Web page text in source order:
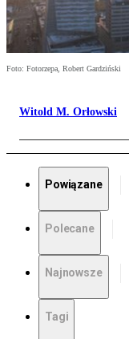
Foto: Fotorzepa, Robert Gardziński
Witold M. Orłowski
Powiązane
Polecane
Najnowsze
Tagi